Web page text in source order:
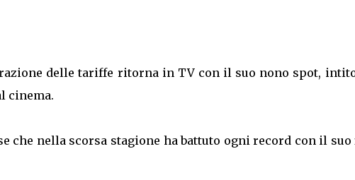
delle tariffe ritorna in TV con il suo nono spot,
cinema.
che nella scorsa stagione ha battuto ogni record con il